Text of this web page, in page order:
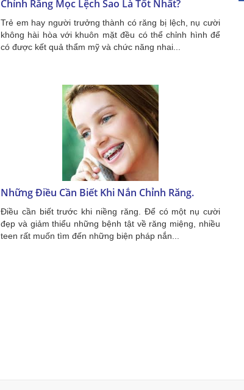
Chỉnh Răng Mọc Lệch Sao Là Tốt Nhất?
Trẻ em hay người trưởng thành có răng bị lệch, nụ cười
không hài hòa với khuôn mặt đều có thể chỉnh hình để
có được kết quả thẩm mỹ và chức năng nhai...
Những Điều Cần Biết Khi Nắn Chỉnh Răng.
Điều cần biết trước khi niềng răng. Để có một nụ cười
đẹp và giảm thiểu những bệnh tật về răng miệng, nhiều
teen rất muốn tìm đến những biện pháp nắn...